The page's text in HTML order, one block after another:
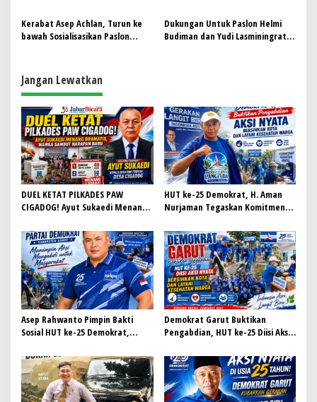
Politik ke wilayah Garut Selatan
Kerabat Asep Achlan, Turun ke
bawah Sosialisasikan Paslon
Dukungan Untuk Paslon Helmi
Budiman dan Yudi Lasminingrat
Jangan Lewatkan
DUEL KETAT PILKADES PAW
CIGADOG! Ayut Sukaedi Menang
Harapan Baru
HUT ke-25 Demokrat, H. Aman
Nurjaman Tegaskan Komitmen
Masyarakat
Asep Rahwanto Pimpin Bakti
Sosial HUT ke-25 Demokrat,
untuk Masyarakat Garut
Demokrat Garut Buktikan
Pengabdian, HUT ke-25 Diisi Aksi
Kesehatan Warga